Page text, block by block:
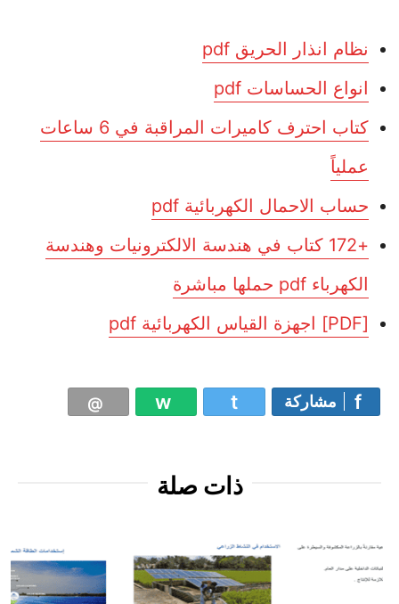
نظام انذار الحريق pdf
انواع الحساسات pdf
كتاب احترف كاميرات المراقبة في 6 ساعات
عملياً
حساب الاحمال الكهربائية pdf
+172 كتاب في هندسة الالكترونيات وهندسة
الكهرباء pdf حملها مباشرة
[PDF] اجهزة القياس الكهربائية pdf
مشاركة
ذات صلة